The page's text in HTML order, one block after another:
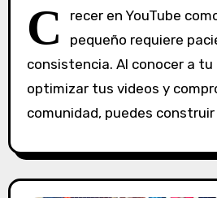
i
n
c
o
t
a
C
recer en YouTube
pequeño requiere
consistencia. Al conocer a tu
optimizar tus videos y
comunidad, puedes